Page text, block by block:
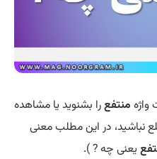
منتفعرا بشنوید یا مشاهده
نباشید، در این مطلب معنی
یعنی چه ? ).